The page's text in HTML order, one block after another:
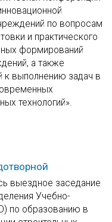
по вопросам
и практического
формирований
а также
к выполнению задач в
технологий».
выездное заседание
Учебно-
по образованию в